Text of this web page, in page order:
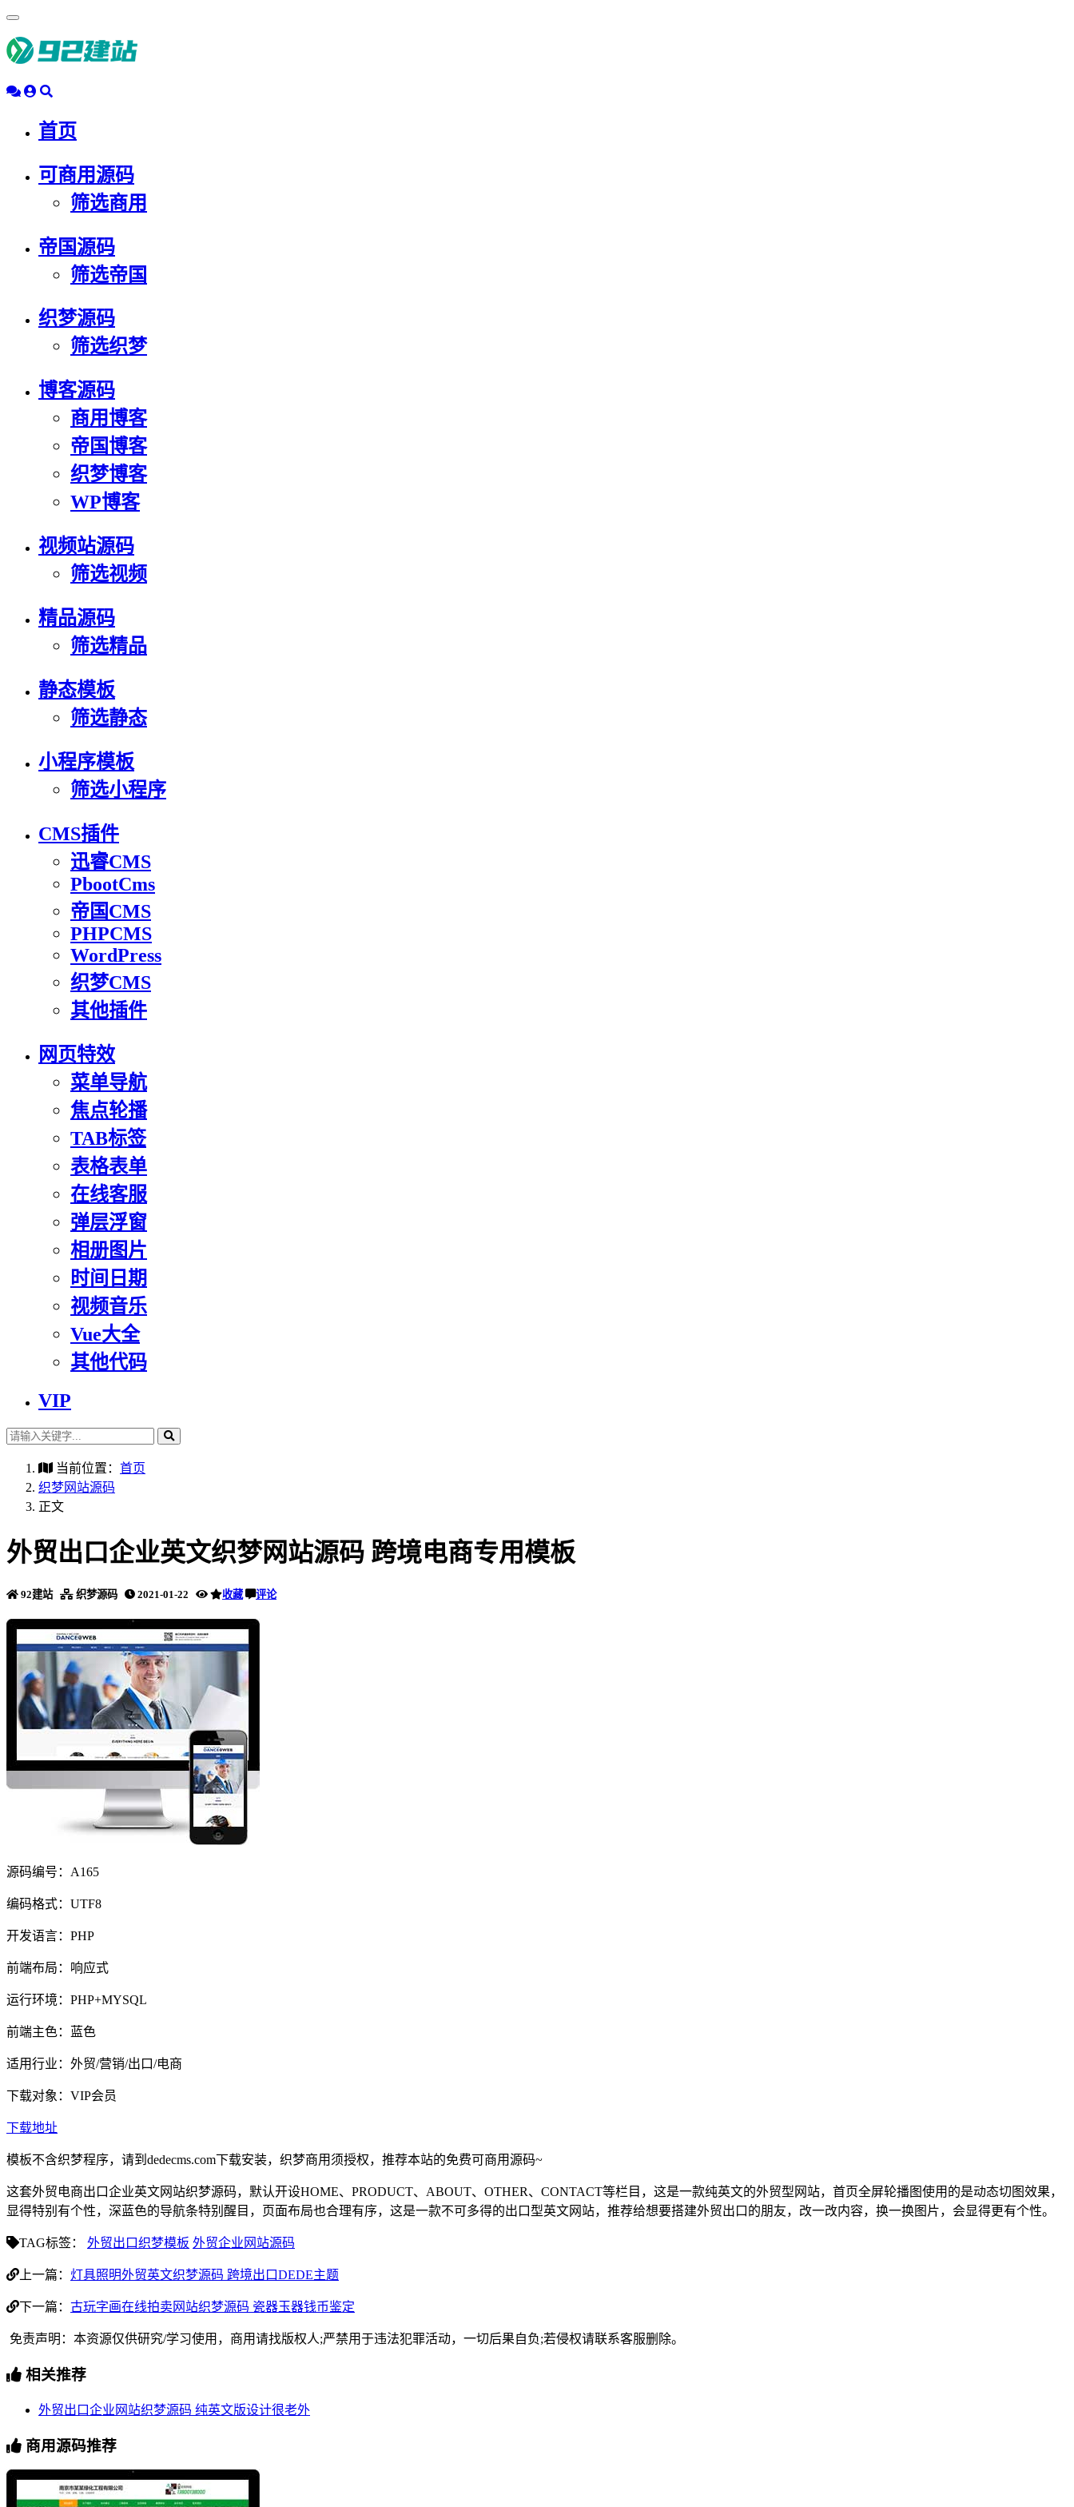
动
导
首页
可商用源码
筛选商用
帝国源码
筛选帝国
织梦源码
筛选织梦
博客源码
商用博客
帝国博客
织梦博客
WP博客
视频站源码
筛选视频
精品源码
筛选精品
静态模板
筛选静态
小程序模板
筛选小程序
CMS插件
迅睿CMS
PbootCms
帝国CMS
PHPCMS
WordPress
织梦CMS
其他插件
网页特效
菜单导航
焦点轮播
TAB标签
表格表单
在线客服
弹层浮窗
相册图片
时间日期
视频音乐
Vue大全
其他代码
VIP
当前位置： 首页
织梦网站源码
正文
外贸出口企业英文织梦网站源码 跨境电商专用模板
92建站 织梦源码 2021-01-22 收藏 评论
源码编号：A165
编码格式：UTF8
开发语言：PHP
前端布局：响应式
运行环境：PHP+MYSQL
前端主色：蓝色
适用行业：外贸/营销/出口/电商
下载对象：VIP会员
下载地址
模板不含织梦程序，请到dedecms.com下载安装，织梦商用须授权，推荐本站的免费可商用源码~
这套外贸电商出口企业英文网站织梦源码，默认开设HOME、PRODUCT、ABOUT、OTHER、CONTACT等栏目，这是一款纯英文的外贸型网站，首页全屏轮播图使用的是动态切图效果，
显得特别有个性，深蓝色的导航条特别醒目，页面布局也合理有序，这是一款不可多得的出口型英文网站，推荐给想要搭建外贸出口的朋友，改一改内容，换一换图片，会显得更有个性。
TAG标签： 外贸出口织梦模板 外贸企业网站源码
上一篇： 灯具照明外贸英文织梦源码 跨境出口DEDE主题
下一篇： 古玩字画在线拍卖网站织梦源码 瓷器玉器钱币鉴定
免责声明：本资源仅供研究/学习使用，商用请找版权人;严禁用于违法犯罪活动，一切后果自负;若侵权请联系客服删除。
相关推荐
外贸出口企业网站织梦源码 纯英文版设计很老外
商用源码推荐